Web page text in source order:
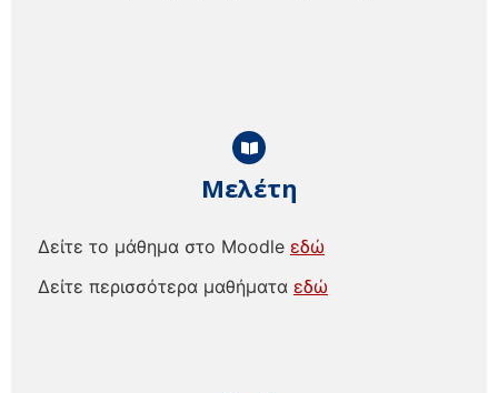
Μελέτη
Δείτε το μάθημα στο Moodle εδώ
Δείτε περισσότερα μαθήματα εδώ